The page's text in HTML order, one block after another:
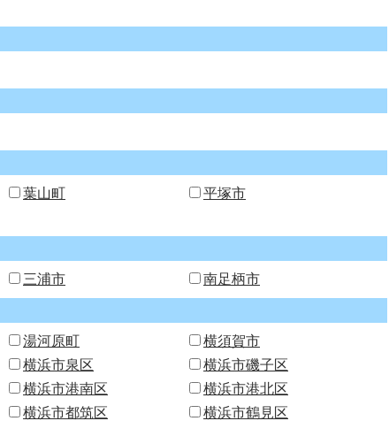
葉山町
平塚市
三浦市 南足柄市
湯河原町
横須賀市
横浜市泉区
横浜市磯子区
横浜市港南区
横浜市港北区
横浜市都筑区
横浜市鶴見区